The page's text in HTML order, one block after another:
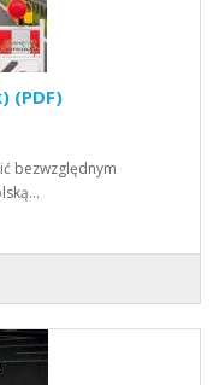
(PDF)
bezwzględnym